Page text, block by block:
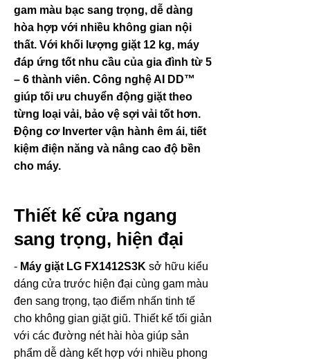
gam màu bạc sang trọng, dễ dàng
hòa hợp với nhiều không gian nội
thất. Với khối lượng giặt 12 kg, máy
đáp ứng tốt nhu cầu của gia đình từ 5
– 6 thành viên. Công nghệ AI DD™
giúp tối ưu chuyển động giặt theo
từng loại vải, bảo vệ sợi vải tốt hơn.
Động cơ Inverter vận hành êm ái, tiết
kiệm điện năng và nâng cao độ bền
cho máy.
Thiết kế cửa ngang
sang trọng, hiện đại
- Máy giặt LG FX1412S3K sở hữu kiểu
dáng cửa trước hiện đại cùng gam màu
đen sang trọng, tạo điểm nhấn tinh tế
cho không gian giặt giũ. Thiết kế tối giản
với các đường nét hài hòa giúp sản
phẩm dễ dàng kết hợp với nhiều phong